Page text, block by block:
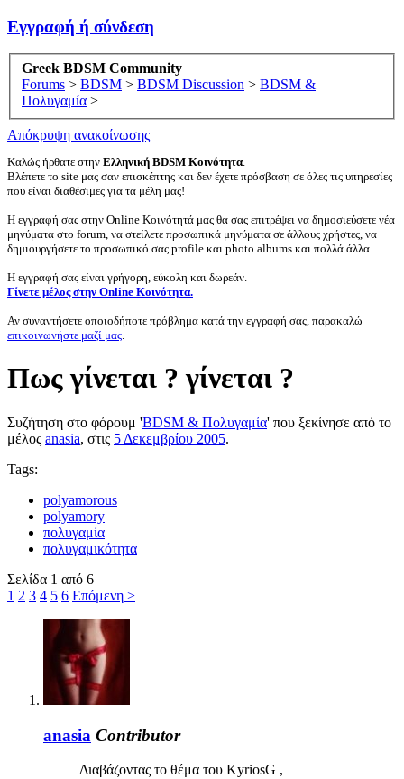
Εγγραφή ή σύνδεση
Greek BDSM Community
Forums > BDSM > BDSM Discussion > BDSM &
Πολυγαμία >
Απόκρυψη ανακοίνωσης
Καλώς ήρθατε στην Ελληνική BDSM Κοινότητα.
Βλέπετε το site μας σαν επισκέπτης και δεν έχετε πρόσβαση σε όλες τις υπηρεσίες
που είναι διαθέσιμες για τα μέλη μας!
Η εγγραφή σας στην Online Κοινότητά μας θα σας επιτρέψει να δημοσιεύσετε νέα
μηνύματα στο forum, να στείλετε προσωπικά μηνύματα σε άλλους χρήστες, να
δημιουργήσετε το προσωπικό σας profile και photo albums και πολλά άλλα.
Η εγγραφή σας είναι γρήγορη, εύκολη και δωρεάν.
Γίνετε μέλος στην Online Κοινότητα.
Αν συναντήσετε οποιοδήποτε πρόβλημα κατά την εγγραφή σας, παρακαλώ
επικοινωνήστε μαζί μας.
Πως γίνεται ? γίνεται ?
Συζήτηση στο φόρουμ 'BDSM & Πολυγαμία' που ξεκίνησε από το
μέλος anasia, στις 5 Δεκεμβρίου 2005.
Tags:
polyamorous
polyamory
πολυγαμία
πολυγαμικότητα
Σελίδα 1 από 6
1 2 3 4 5 6 Επόμενη >
anasia Contributor
Διαβάζοντας το θέμα του KyriosG ,